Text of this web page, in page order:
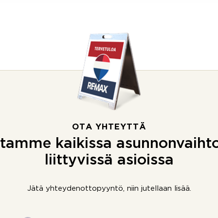
OTA YHTEYTTÄ
kaikissa
liittyvissä asioissa
Jätä yhteydenottopyyntö, niin jutellaan lisää.